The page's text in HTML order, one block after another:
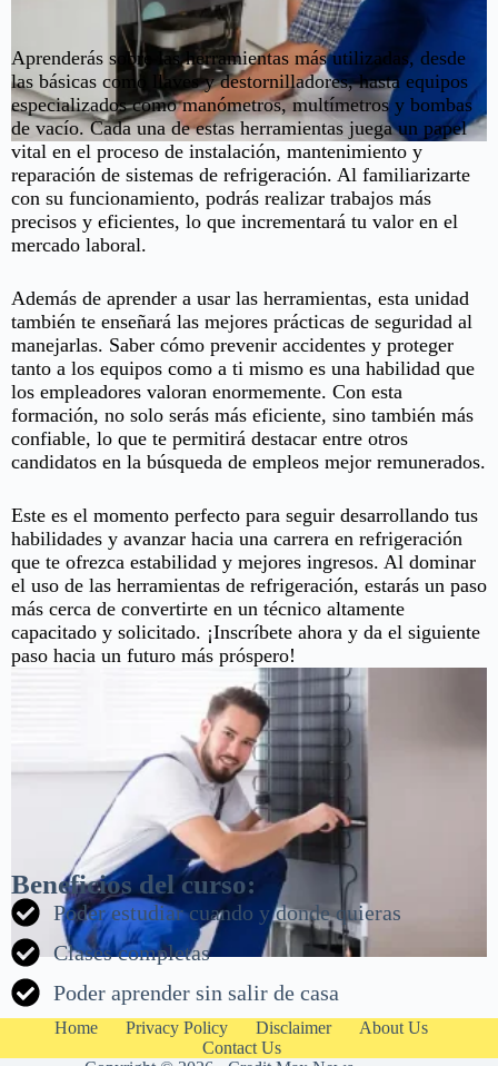
Aprenderás sobre las herramientas más utilizadas, desde
las básicas como llaves y destornilladores, hasta equipos
especializados como manómetros, multímetros y bombas
de vacío. Cada una de estas herramientas juega un papel
vital en el proceso de instalación, mantenimiento y
reparación de sistemas de refrigeración. Al familiarizarte
con su funcionamiento, podrás realizar trabajos más
precisos y eficientes, lo que incrementará tu valor en el
mercado laboral.
Además de aprender a usar las herramientas, esta unidad
también te enseñará las mejores prácticas de seguridad al
manejarlas. Saber cómo prevenir accidentes y proteger
tanto a los equipos como a ti mismo es una habilidad que
los empleadores valoran enormemente. Con esta
formación, no solo serás más eficiente, sino también más
confiable, lo que te permitirá destacar entre otros
candidatos en la búsqueda de empleos mejor remunerados.
Este es el momento perfecto para seguir desarrollando tus
habilidades y avanzar hacia una carrera en refrigeración
que te ofrezca estabilidad y mejores ingresos. Al dominar
el uso de las herramientas de refrigeración, estarás un paso
más cerca de convertirte en un técnico altamente
capacitado y solicitado. ¡Inscríbete ahora y da el siguiente
paso hacia un futuro más próspero!
Beneficios del curso:
Poder estudiar cuando y donde quieras
Clases completas
Poder aprender sin salir de casa
Home Privacy Policy Disclaimer
About Us
Contact Us